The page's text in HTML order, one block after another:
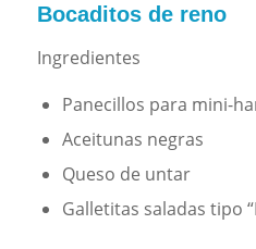
Bocaditos de reno
Ingredientes
Panecillos para mini-
Aceitunas negras
Queso de untar
Galletitas saladas tipo